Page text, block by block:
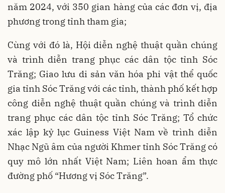
năm 2024, với 350 gian hàng của các đơn vị, địa
phương trong tỉnh tham gia;
Cùng với đó là, Hội diễn nghệ thuật quần chúng
và trình diễn trang phục các dân tộc tỉnh Sóc
Trăng; Giao lưu di sản văn hóa phi vật thể quốc
gia tỉnh Sóc Trăng với các tỉnh, thành phố kết hợp
công diễn nghệ thuật quần chúng và trình diễn
trang phục các dân tộc tỉnh Sóc Trăng; Tổ chức
xác lập kỷ lục Guiness Việt Nam về trình diễn
Nhạc Ngũ âm của người Khmer tỉnh Sóc Trăng có
quy mô lớn nhất Việt Nam; Liên hoan ẩm thực
đường phố “Hương vị Sóc Trăng”.